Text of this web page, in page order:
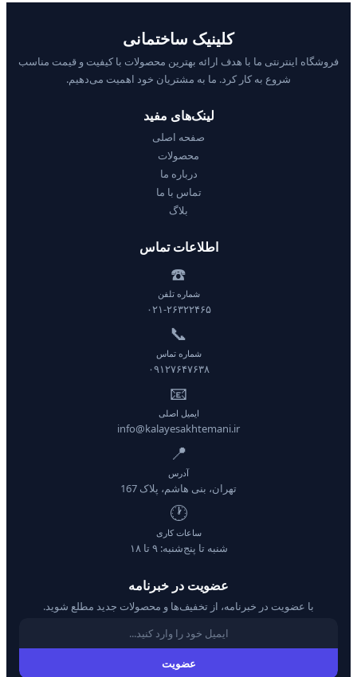
کلینیک ساختمانی
فروشگاه اینترنتی ما با هدف ارائه بهترین محصولات با کیفیت و قیمت مناسب
شروع به کار کرد. ما به مشتریان خود اهمیت می‌دهیم.
لینک‌های مفید
صفحه اصلی
محصولات
درباره ما
تماس با ما
بلاگ
اطلاعات تماس
☎️
شماره تلفن
۰۲۱-۲۶۳۲۲۴۶۵
📞
شماره تماس
۰۹۱۲۷۶۴۷۶۳۸
📧
ایمیل اصلی
info@kalayesakhtemani.ir
📍
آدرس
تهران، بنی هاشم، پلاک 167
🕐
ساعات کاری
شنبه تا پنج‌شنبه: ۹ تا ۱۸
عضویت در خبرنامه
با عضویت در خبرنامه، از تخفیف‌ها و محصولات جدید مطلع شوید.
عضویت